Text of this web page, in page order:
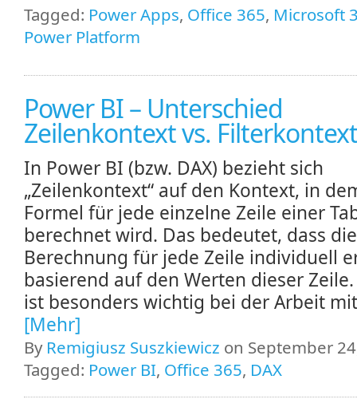
Tagged: Power Apps, Office 365, Microsoft
Power Platform
Power BI – Unterschied
Zeilenkontext vs. Filterkontext
In Power BI (bzw. DAX) bezieht sich
„Zeilenkontext“ auf den Kontext, in
Formel für jede einzelne Zeile einer
berechnet wird. Das bedeutet, dass die
Berechnung für jede Zeile individuell
basierend auf den Werten dieser
ist besonders wichtig bei der Arbeit
[Mehr]
By Remigiusz Suszkiewicz on September
Tagged: Power BI, Office 365, DAX